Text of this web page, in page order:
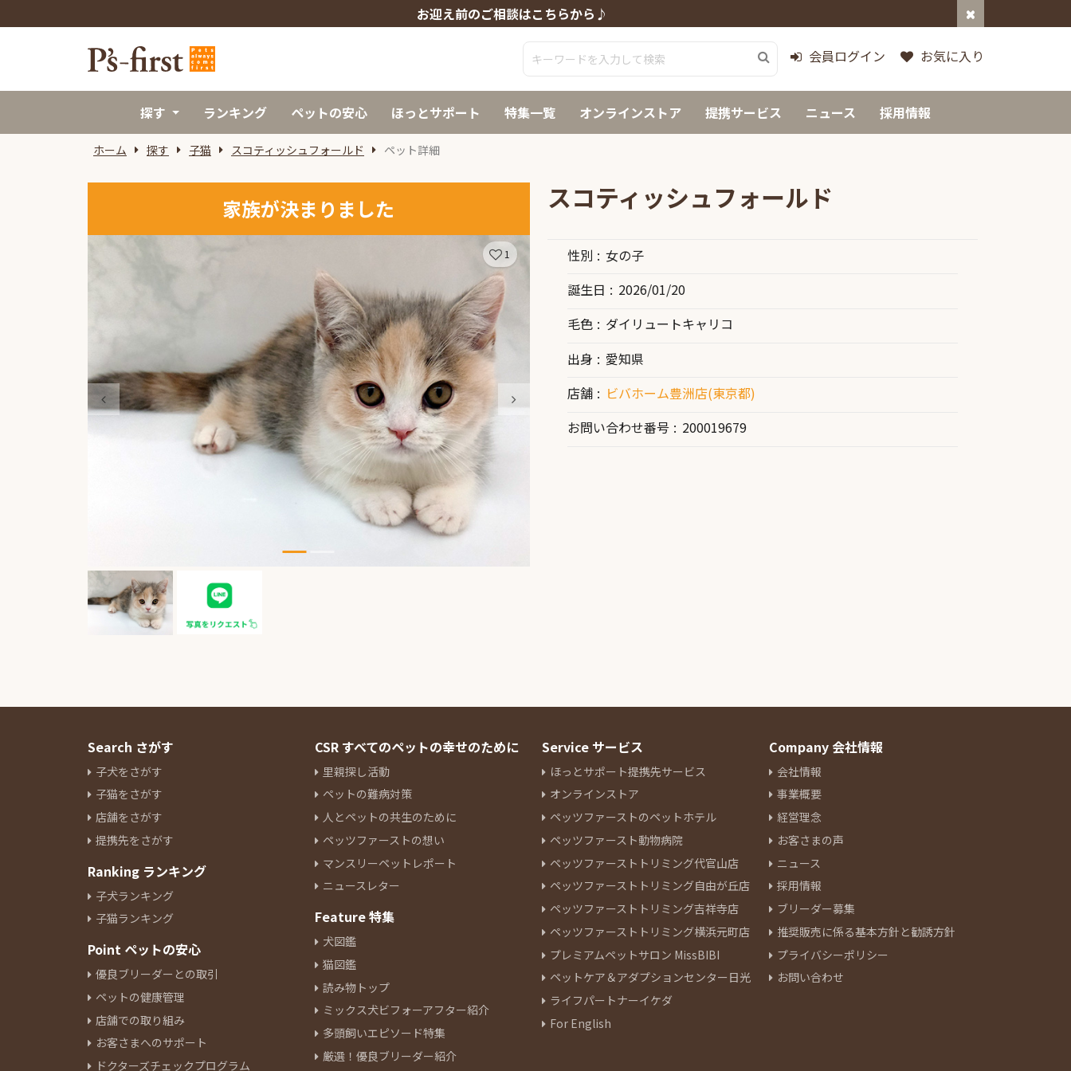
お迎え前のご相談はこちらから♪
会員ログイン お気に入り
探す ランキング ペットの安心 ほっとサポート 特集一覧 オンラインストア 提携サービス ニュース 採用情報
ホーム 探す 子猫 スコティッシュフォールド ペット詳細
家族が決まりました
1
スコティッシュフォールド
性別
女の子
誕生日
2026/01/20
毛色
ダイリュートキャリコ
出身
愛知県
店舗
ビバホーム豊洲店(東京都)
お問い合わせ番号
200019679
Search さがす
子犬をさがす
子猫をさがす
店舗をさがす
提携先をさがす
Ranking ランキング
子犬ランキング
子猫ランキング
Point ペットの安心
優良ブリーダーとの取引
ペットの健康管理
店舗での取り組み
お客さまへのサポート
ドクターズチェックプログラム
CSR すべてのペットの幸せのために
里親探し活動
ペットの難病対策
人とペットの共生のために
ペッツファーストの想い
マンスリーペットレポート
ニュースレター
Feature 特集
犬図鑑
猫図鑑
読み物トップ
ミックス犬ビフォーアフター紹介
多頭飼いエピソード特集
厳選！優良ブリーダー紹介
Service サービス
ほっとサポート提携先サービス
オンラインストア
ペッツファーストのペットホテル
ペッツファースト動物病院
ペッツファーストトリミング代官山店
ペッツファーストトリミング自由が丘店
ペッツファーストトリミング吉祥寺店
ペッツファーストトリミング横浜元町店
プレミアムペットサロン MissBIBI
ペットケア＆アダプションセンター日光
ライフパートナーイケダ
For English
Company 会社情報
会社情報
事業概要
経営理念
お客さまの声
ニュース
採用情報
ブリーダー募集
推奨販売に係る基本方針と勧誘方針
プライバシーポリシー
お問い合わせ